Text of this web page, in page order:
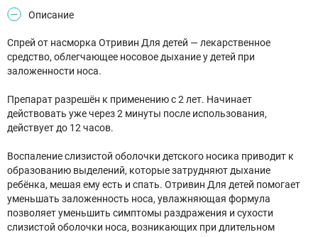
Описание
Спрей от насморка Отривин Для детей — лекарственное
средство, облегчающее носовое дыхание у детей при
заложенности носа.
Препарат разрешён к применению с 2 лет. Начинает
действовать уже через 2 минуты после использования,
действует до 12 часов.
Воспаление слизистой оболочки детского носика приводит к
образованию выделений, которые затрудняют дыхание
ребёнка, мешая ему есть и спать. Отривин Для детей помогает
уменьшать заложенность носа, увлажняющая формула
позволяет уменьшить симптомы раздражения и сухости
слизистой оболочки носа, возникающих при длительном